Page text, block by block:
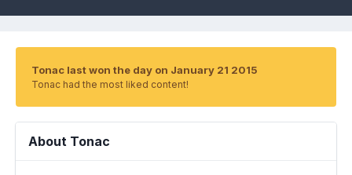
Tonac last won the day on January 21 2015
Tonac had the most liked content!
About Tonac